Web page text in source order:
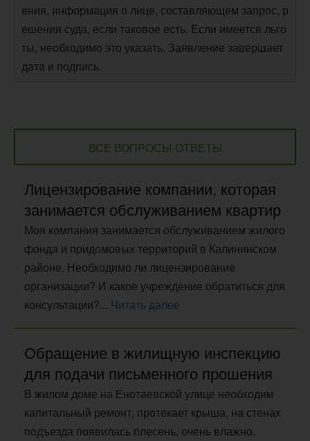
ения, информация о лице, составляющем запрос, р
ешения суда, если таковое есть. Если имеется льго
ты, необходимо это указать. Заявление завершает
дата и подпись.
ВСЕ ВОПРОСЫ-ОТВЕТЫ
Лицензирование компании, которая
занимается обслуживанием квартир
Моя компания занимается обслуживанием жилого
фонда и придомовых территорий в Калининском
районе. Необходимо ли лицензирование
организации? И какое учреждение обратиться для
консультации?... Читать далее
Обращение в жилищную инспекцию
для подачи письменного прошения
В жилом доме на Енотаевской улице необходим
капитальный ремонт, протекает крыша, на стенах
подъезда появилась плесень, очень влажно.